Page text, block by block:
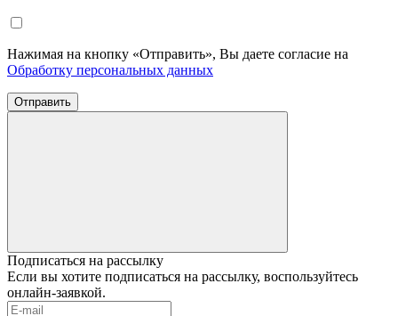
Нажимая на кнопку «Отправить», Вы даете согласие на
Обработку персональных данных
Отправить
Подписаться на рассылку
Если вы хотите подписаться на рассылку, воспользуйтесь
онлайн-заявкой.